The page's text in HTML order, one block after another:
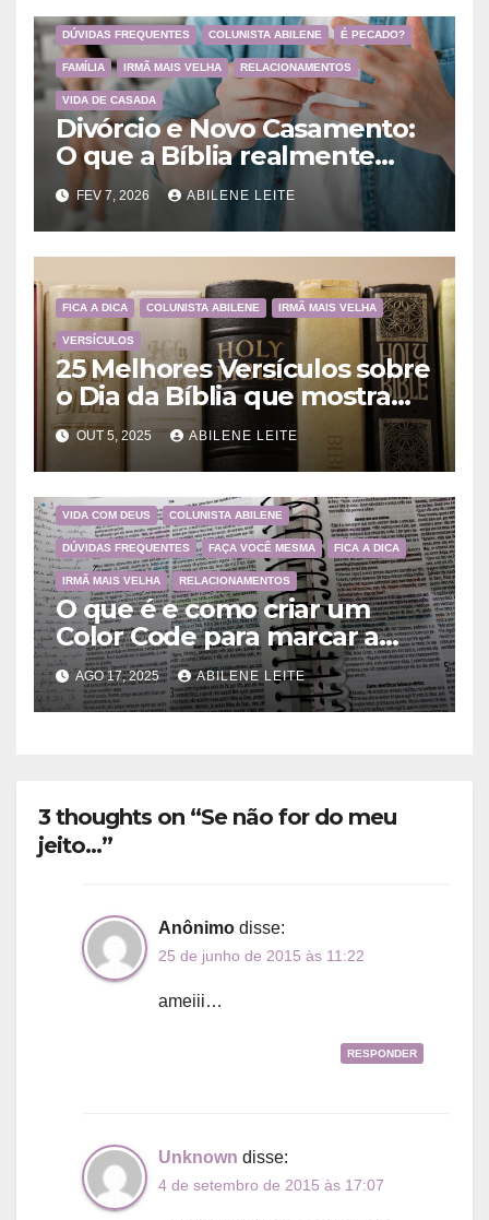
DÚVIDAS FREQUENTES COLUNISTA ABILENE É PECADO?
FAMÍLIA IRMÃ MAIS VELHA RELACIONAMENTOS
VIDA DE CASADA
Divórcio e Novo Casamento:
O que a Bíblia realmente
ensina
FEV 7, 2026 ABILENE LEITE
FICA A DICA COLUNISTA ABILENE IRMÃ MAIS VELHA
VERSÍCULOS
25 Melhores Versículos sobre
o Dia da Bíblia que mostram
a importância da Palavra de
Deus
OUT 5, 2025 ABILENE LEITE
VIDA COM DEUS COLUNISTA ABILENE
DÚVIDAS FREQUENTES FAÇA VOCÊ MESMA FICA A DICA
IRMÃ MAIS VELHA RELACIONAMENTOS
O que é e como criar um
Color Code para marcar a
Bíblia?
AGO 17, 2025 ABILENE LEITE
3 thoughts on “Se não for do meu
jeito…”
Anônimo disse:
25 de junho de 2015 às 11:22
ameiii…
RESPONDER
Unknown disse:
4 de setembro de 2015 às 17:07